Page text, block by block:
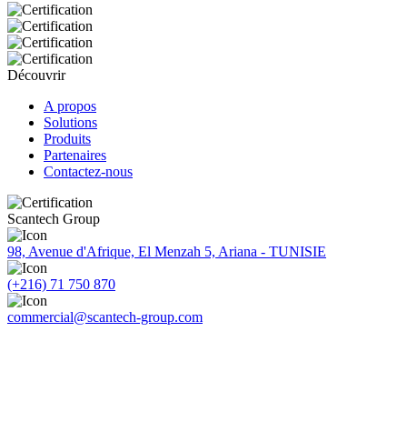
Découvrir
A propos
Solutions
Produits
Partenaires
Contactez-nous
Scantech Group
98, Avenue d'Afrique, El Menzah 5, Ariana - TUNISIE
(+216) 71 750 870
commercial@scantech-group.com